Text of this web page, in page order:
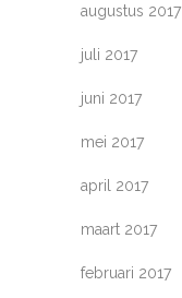
augustus 2017
juli 2017
juni 2017
mei 2017
april 2017
maart 2017
februari 2017